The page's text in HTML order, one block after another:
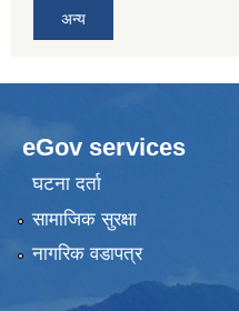
अन्य
eGov services
घटना दर्ता
सामाजिक सुरक्षा
नागरिक वडापत्र